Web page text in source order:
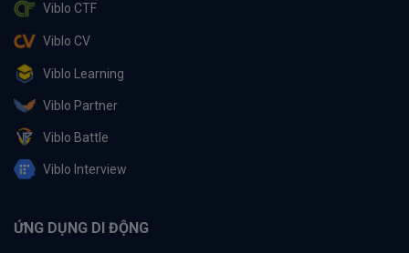
Viblo CTF
Viblo CV
Viblo Learning
Viblo Partner
Viblo Battle
Viblo Interview
ỨNG DỤNG DI ĐỘNG